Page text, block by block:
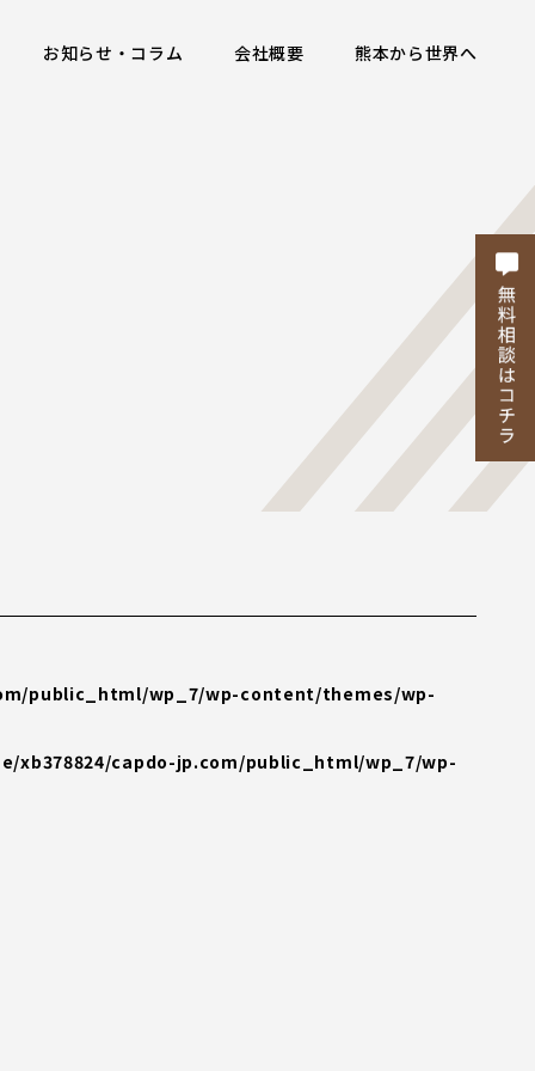
お知らせ・コラム 会社概要 熊本から世界へ
public_html/wp_7/wp-content/themes/wp-
xb378824/capdo-jp.com/public_html/wp_7/wp-